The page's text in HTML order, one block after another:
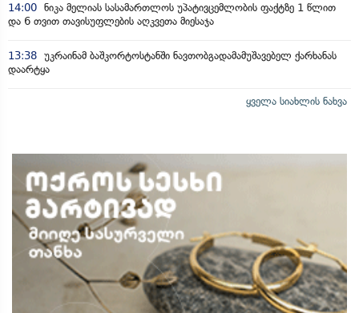
14:00 ნიკა მელიას სასამართლოს უპატივცემლობის ფაქტზე 1 წლით
და 6 თვით თავისუფლების აღკვეთა მიესაჯა
13:38 უკრაინამ ბაშკორტოსტანში ნავთობგადამამუშავებელ ქარხანას
დაარტყა
ყველა სიახლის ნახვა